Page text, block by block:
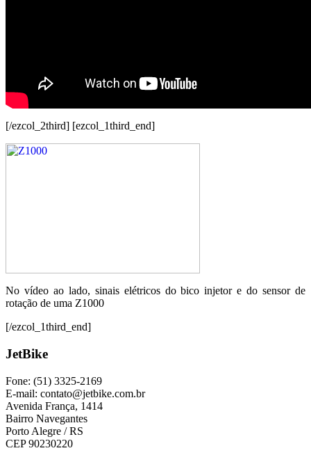
[/ezcol_2third] [ezcol_1third_end]
No vídeo ao lado, sinais elétricos do bico injetor e do sensor de
rotação de uma Z1000
[/ezcol_1third_end]
JetBike
Fone: (51) 3325-2169
E-mail: contato@jetbike.com.br
Avenida França, 1414
Bairro Navegantes
Porto Alegre / RS
CEP 90230220